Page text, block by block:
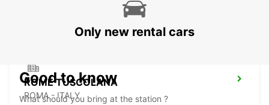
ROME TUSCOLANA
ROMA - ITALY
Only new rental cars
Good to know
What should you bring at the station ?